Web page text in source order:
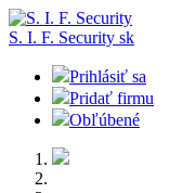
S. I. F. Security sk
Prihlásiť sa
Pridať firmu
Obľúbené